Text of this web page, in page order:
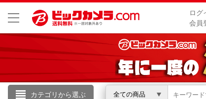
ログ
会員
カテゴリから選ぶ 全ての商品
こんにちは